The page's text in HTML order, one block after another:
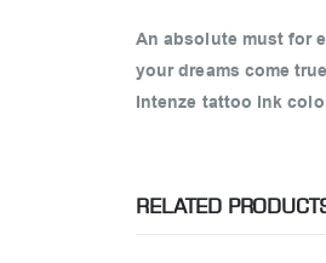
An absolute must for
your dreams come
Intenze tattoo ink
RELATED